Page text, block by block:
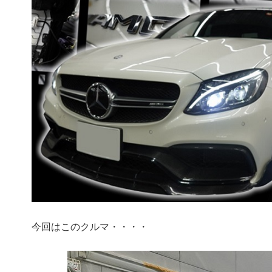
今回はこのクルマ・・・・